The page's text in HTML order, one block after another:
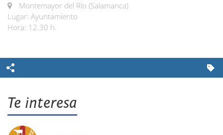
Montemayor del Río (Salamanca)
Lugar: Ayuntamiento
Hora: 12.30 h.
Te interesa